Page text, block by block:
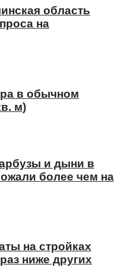
область
на
в обычном
м)
и дыни в
более чем на
на стройках
ниже других